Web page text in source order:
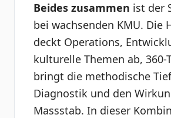
Beides zusammen ist der
bei wachsenden KMU. Die
deckt Operations,
kulturelle Themen ab, 360-
bringt die methodische
Diagnostik und den
Massstab. In dieser